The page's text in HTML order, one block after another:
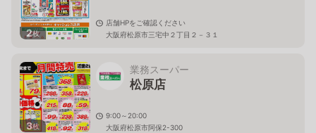
2枚
店舗HPをご確認ください
大阪府松原市三宅中２丁目２－３１
3枚
業務スーパー
松原店
9:00～20:00
大阪府松原市阿保2-300